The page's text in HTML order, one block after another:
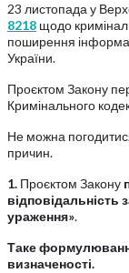
23 листопада у
8218 щодо
поширення
України.
Проєктом Закону
Кримінального
Не можна
причин.
1. Проєктом Закону
відповідальність
ураження».
Таке
визначеності.